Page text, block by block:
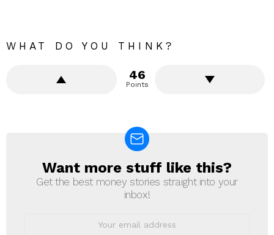
WHAT DO YOU THINK?
46
Points
NEWSLETTER
Want more stuff like this?
Get the best money stories straight into your
inbox!